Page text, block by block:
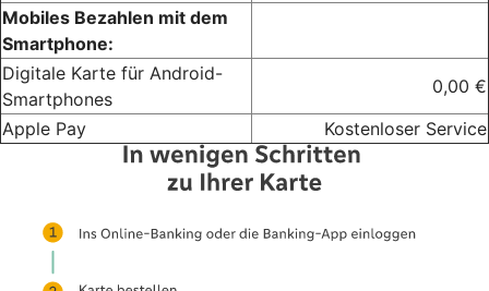
Mobiles Bezahlen mit dem
Smartphone:
Digitale Karte für Android-
Smartphones
0,00 €
Apple Pay
Kostenloser Service